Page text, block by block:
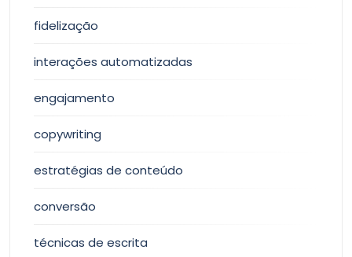
fidelização
interações automatizadas
engajamento
copywriting
estratégias de conteúdo
conversão
técnicas de escrita